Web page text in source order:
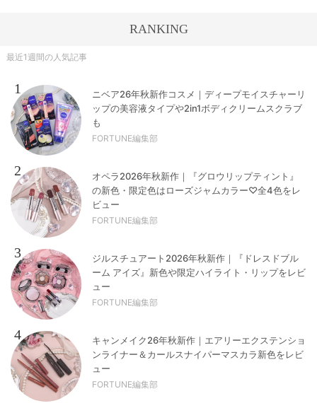
RANKING
最近1週間の人気記事
1
ニベア26年秋新作コスメ｜ディープモイスチャーリ
ップの美容液タイプや2in1ボディクリームスクラブ
も
FORTUNE編集部
2
オペラ2026年秋新作｜『グロウリップティント』
の新色・限定色はローズジャムカラー♡全4色をレ
ビュー
FORTUNE編集部
3
ジルスチュアート2026年秋新作｜『ドレスドブル
ーム アイズ』新色や限定ハイライト・リップをレビ
ュー
FORTUNE編集部
4
キャンメイク26年秋新作｜エアリーエクステンショ
ンライナー＆カールスナイパーマスカラ新色をレビ
ュー
FORTUNE編集部